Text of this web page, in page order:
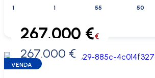
1 1 55 50
0 €
267.000 €€
267.000 €
VENDA